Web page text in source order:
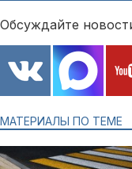
Обсуждайте
МАТЕРИАЛЫ ПО ТЕМЕ